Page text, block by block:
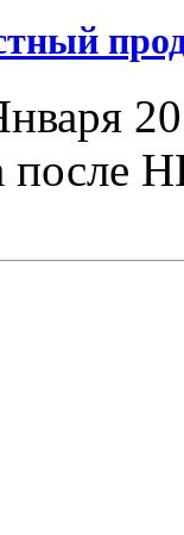
после